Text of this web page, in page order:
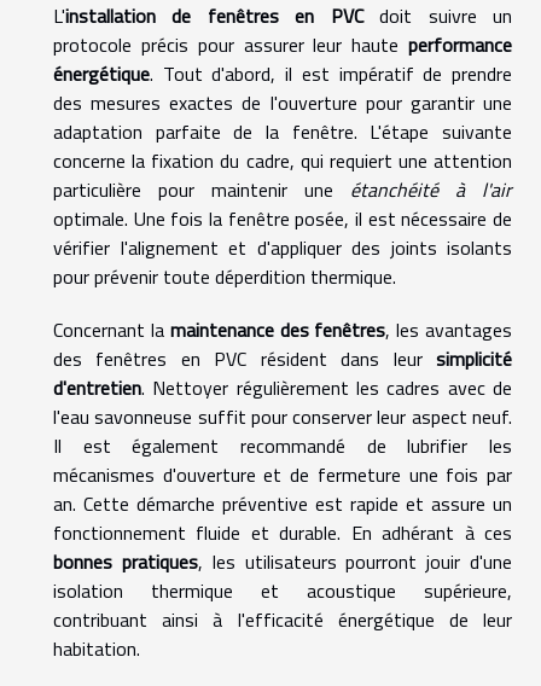
L'installation de fenêtres en PVCdoit suivre un
protocole précis pour assurer leur haute performance
énergétique. Tout d'abord, il est impératif de prendre
des mesures exactes de l'ouverture pour garantir une
adaptation parfaite de la fenêtre. L'étape suivante
concerne la fixation du cadre, qui requiert une attention
particulière pour maintenir une étanchéité à l'air
optimale. Une fois la fenêtre posée, il est nécessaire de
vérifier l'alignement et d'appliquer des joints isolants
pour prévenir toute déperdition thermique.
Concernant la maintenance des fenêtres, les avantages
des fenêtres en PVC résident dans leur simplicité
d'entretien. Nettoyer régulièrement les cadres avec de
l'eau savonneuse suffit pour conserver leur aspect neuf.
Il est également recommandé de lubrifier les
mécanismes d'ouverture et de fermeture une fois par
an. Cette démarche préventive est rapide et assure un
fonctionnement fluide et durable. En adhérant à ces
bonnes pratiques, les utilisateurs pourront jouir d'une
isolation thermique et acoustique supérieure,
contribuant ainsi à l'efficacité énergétique de leur
habitation.